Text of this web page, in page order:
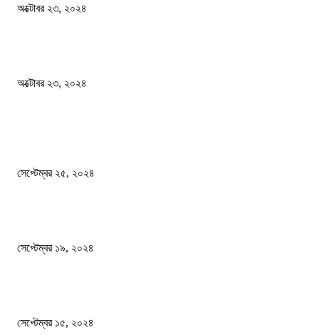
অক্টোবর ২৩, ২০২৪
অক্টোবর ২৩, ২০২৪
সেপ্টেম্বর ২৫, ২০২৪
সেপ্টেম্বর ১৯, ২০২৪
সেপ্টেম্বর ১৫, ২০২৪